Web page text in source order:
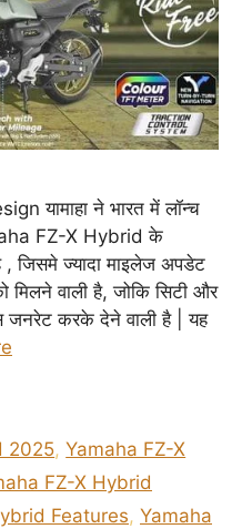
यामाहा ने भारत में लॉन्च
FZ-X Hybrid के
, जिसमे ज्यादा माइलेज अपडेट
वाली है, जोकि सिटी और
जनरेट करके देने वाली है | यह
2025,Yamaha FZ-X
FZ-X Hybrid
Features, Yamaha